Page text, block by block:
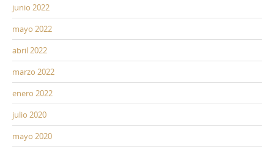
junio 2022
mayo 2022
abril 2022
marzo 2022
enero 2022
julio 2020
mayo 2020